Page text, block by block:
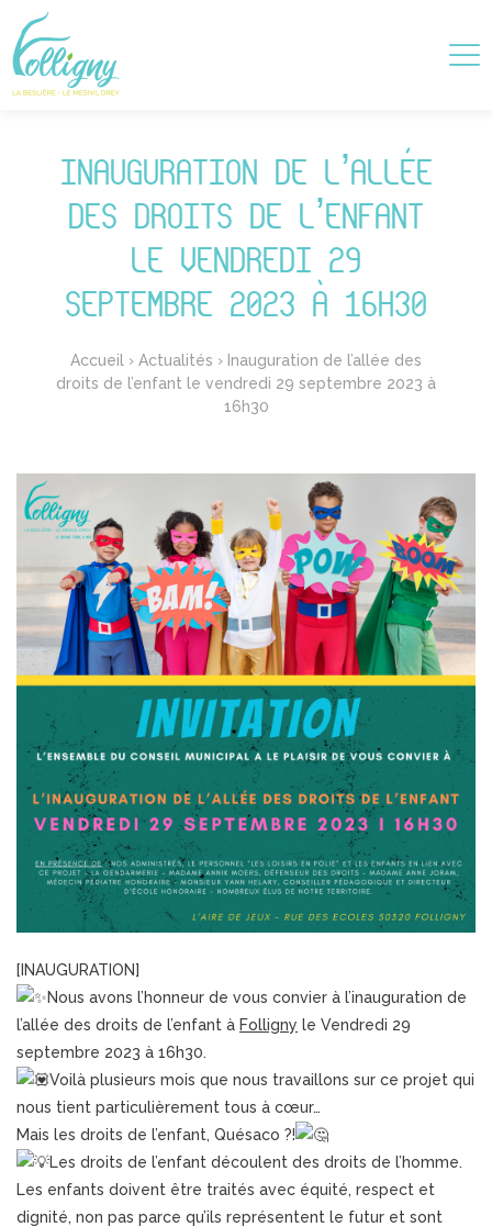
INAUGURATION DE L’ALLÉE
DES DROITS DE L’ENFANT
LE VENDREDI 29
SEPTEMBRE 2023 À 16H30
Accueil › Actualités › Inauguration de l’allée des
droits de l’enfant le vendredi 29 septembre 2023 à
16h30
[INAUGURATION]
Nous avons l’honneur de vous convier à l’inauguration de
l’allée des droits de l’enfant à Folligny le Vendredi 29
septembre 2023 à 16h30.
Voilà plusieurs mois que nous travaillons sur ce projet qui
nous tient particulièrement tous à cœur…
Mais les droits de l’enfant, Quésaco ?!
Les droits de l’enfant découlent des droits de l’homme.
Les enfants doivent être traités avec équité, respect et
dignité, non pas parce qu’ils représentent le futur et sont